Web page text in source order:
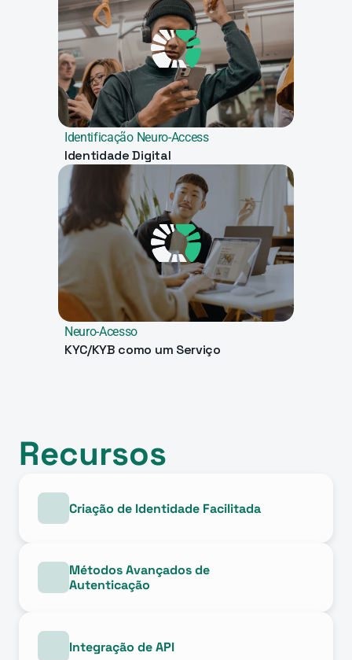
Identificação Neuro-Access
Identidade Digital
Neuro-Acesso
KYC/KYB como um Serviço
Recursos
Criação de Identidade Facilitada
Métodos Avançados de
Autenticação
Integração de API